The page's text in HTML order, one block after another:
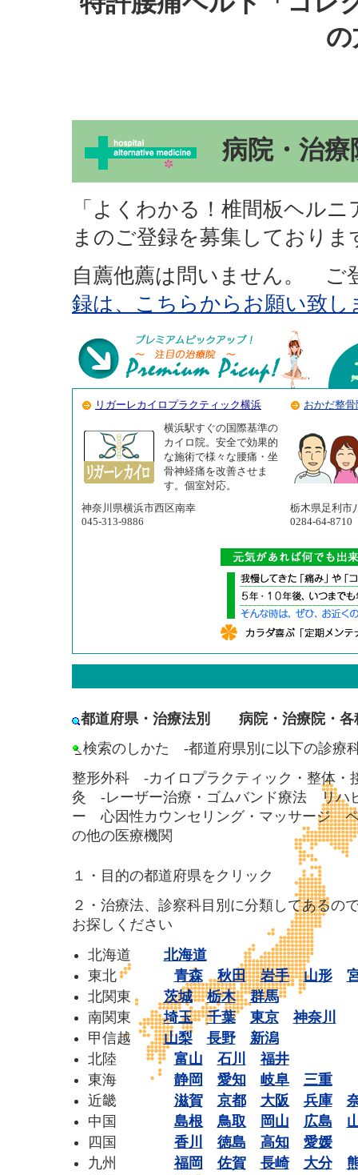
病院・治療
「よくわかる！椎間板ヘル
まのご登録を募集しておりま
自薦他薦は問いません。
録は、こちらからお願い致し
リガーレカイロプラクティック横浜
おかだ整骨
横浜駅すぐの国際基準の
カイロ院。安全で効果的
な施術で様々な腰痛・坐
骨神経痛を改善させま
す。個室対応。
神奈川県横浜市西区南幸
045-313-9886
栃木県足利市
0284-64-8710
都道府県・治療法別 病院・治療院・各
検索のしかた -都道府県別に以下の診療
整形外科 -カイロプラクティック・整体
灸 -レーザー治療・ゴムバンド療法 リハ
ー 心因性カウンセリング・マッサージ
の他の医療機関
１・目的の都道府県をクリック
２・治療法、診察科目別に分類してあるの
お探しください
北海道 北海道
東北 青森 秋田 岩手 山形
北関東 茨城 栃木
群馬
南関東埼玉 千葉 東京
神奈川
甲信越山梨 長野
新潟
北陸 富山 石川
福井
東海 静岡 愛知 岐阜
三重
近畿 滋賀 京都 大阪 兵庫
中国 島根 鳥取 岡山 広島
四国 香川 徳島 高知
愛媛
九州 福岡 佐賀 長崎 大分